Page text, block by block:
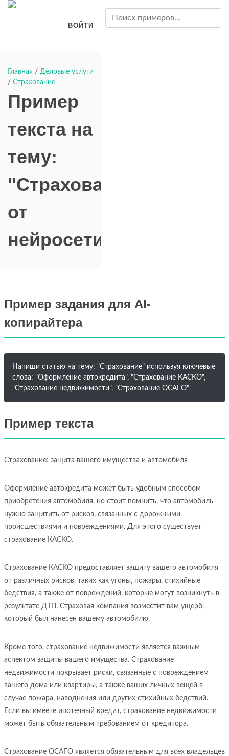
ВОЙТИ
Главная / Деловые услуги
/ Страхование
Пример
текста на
тему:
"Страхование"
от
нейросети
Пример задания для AI-
копирайтера
Напиши статью на тему: "Страхование" используя ключевые
слова: "Оформление автокредита", "Страхование КАСКО",
"Страхование недвижимости", "Страхование ОСАГО"
Пример текста
Страхование: защита вашего имущества и автомобиля
Оформление автокредита может быть удобным способом
приобретения автомобиля, но стоит помнить, что автомобиль
нужно защитить от рисков, связанных с дорожными
происшествиями и повреждениями. Для этого существует
страхование КАСКО.
Страхование КАСКО предоставляет защиту вашего автомобиля
от различных рисков, таких как угоны, пожары, стихийные
бедствия, а также от повреждений, которые могут возникнуть в
результате ДТП. Страховая компания возместит вам ущерб,
который был нанесен вашему автомобилю.
Кроме того, страхование недвижимости является важным
аспектом защиты вашего имущества. Страхование
недвижимости покрывает риски, связанные с повреждением
вашего дома или квартиры, а также ваших личных вещей в
случае пожара, наводнения или других стихийных бедствий.
Если вы имеете ипотечный кредит, страхование недвижимости
может быть обязательным требованием от кредитора.
Страхование ОСАГО является обязательным для всех владельцев